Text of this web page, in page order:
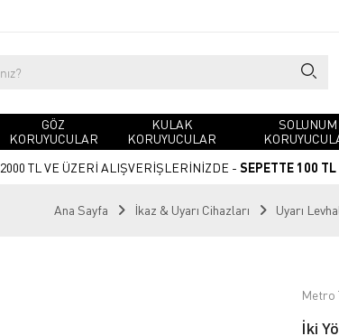
GÖZ
KORUYUCULAR
KULAK
KORUYUCULAR
SOLUNUM
2000 TL VE ÜZERİ ALIŞVERİŞLERİNİZDE - SEPETTE 100
Ana Sayfa İkaz & Uyarı Cihazları Uyarı
Metro
İki